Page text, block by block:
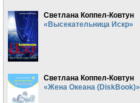
Светлана Коппел-Ковтун
«Высекательница Искр»
Светлана Коппел-Ковтун
«Жена Океана (DiskBook)»